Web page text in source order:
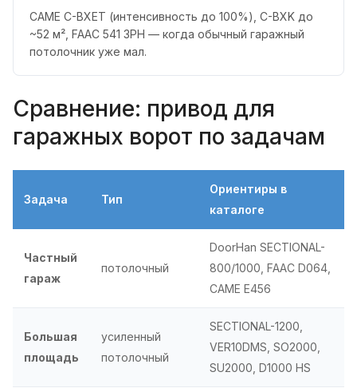
CAME C-BXET (интенсивность до 100%), C-BXK до
~52 м², FAAC 541 3PH — когда обычный гаражный
потолочник уже мал.
Сравнение: привод для
гаражных ворот по задачам
Задача Тип
Ориентиры в
каталоге
Частный
гараж
потолочный
DoorHan SECTIONAL-
800/1000, FAAC D064,
CAME E456
Большая
площадь
усиленный
потолочный
SECTIONAL-1200,
VER10DMS, SO2000,
SU2000, D1000 HS